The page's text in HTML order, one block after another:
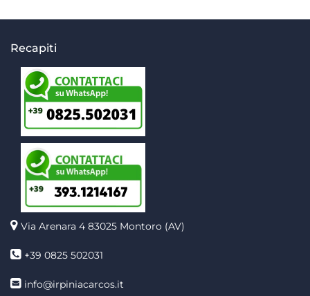
Recapiti
Via Arenara 4 83025 Montoro (AV)
+39 0825 502031
info@irpiniacarcos.it